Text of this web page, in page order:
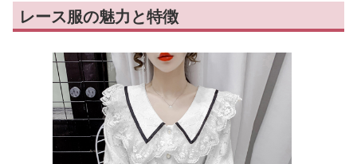
レース服の魅力と特徴